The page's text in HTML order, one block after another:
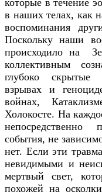
которые в течение
в наших телах, как
воспоминания
Поскольку наши
происходило на
коллективным
глубоко скрытые
взрывах и
войнах,
Холокосте. На
непосредственно
события, не
нет. Если эти
невидимыми и
мертвый свет,
похожей на